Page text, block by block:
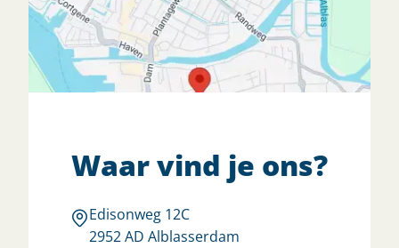
Waar vind je ons?
Edisonweg 12C
2952 AD Alblasserdam